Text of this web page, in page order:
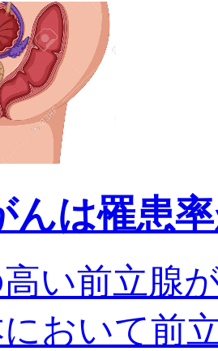
んは罹患
い前立腺
おいて前